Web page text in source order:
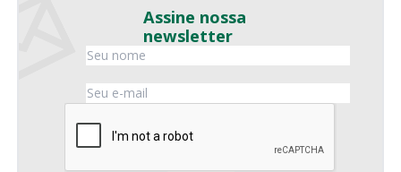
Assine nossa
newsletter